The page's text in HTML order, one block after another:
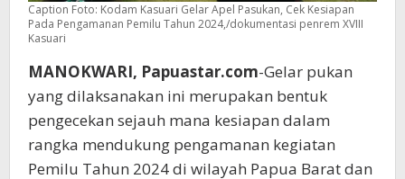
Caption Foto: Kodam Kasuari Gelar Apel Pasukan, Cek Kesiapan
Pada Pengamanan Pemilu Tahun 2024,/dokumentasi penrem XVIII
Kasuari
MANOKWARI, Papuastar.com-Gelar pukan
yang dilaksanakan ini merupakan bentuk
pengecekan sejauh mana kesiapan dalam
rangka mendukung pengamanan kegiatan
Pemilu Tahun 2024 di wilayah Papua Barat dan